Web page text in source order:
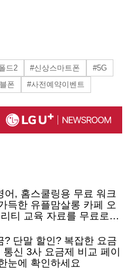
드2 #신상스마트폰
#5G
폰 #사전예약이벤트
어, 홈스쿨링용 무료 워크
득한 유플맘살롱 카페 오
티 교육 자료를 무료로
.
? 단말 할인? 복잡한 요금
통신 3사 요금제 비교 페이
눈에 확인하세요